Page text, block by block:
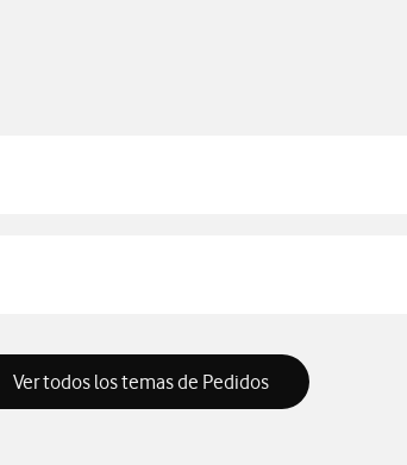
Ver todos los temas de Pedidos